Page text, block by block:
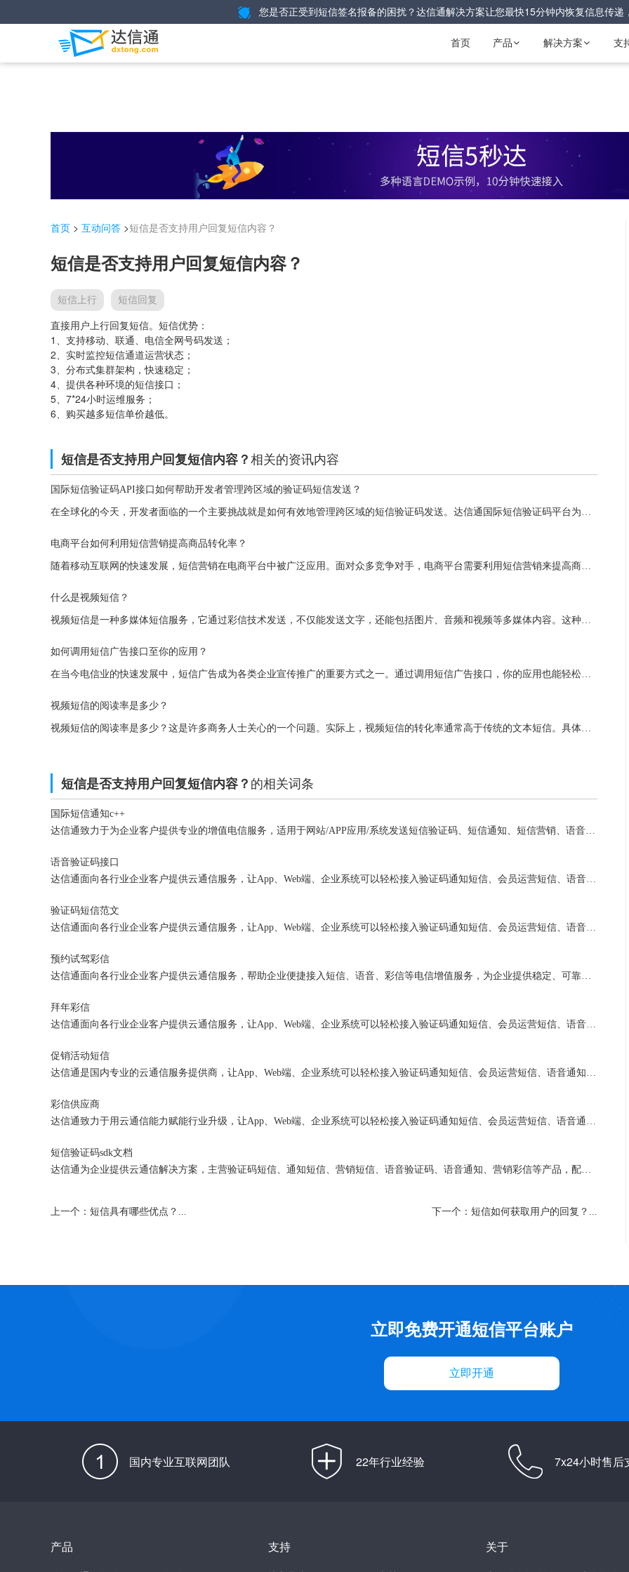
您是否正受到短信签名报备的困扰？达信通解决方案让您最快15分钟内恢复信息传递
首页 产品  解决方案  支
首页 > 互动问答 >短信是否支持用户回复短信内容？
短信是否支持用户回复短信内容？
短信上行 短信回复
直接用户上行回复短信。短信优势：
1、支持移动、联通、电信全网号码发送；
2、实时监控短信通道运营状态；
3、分布式集群架构，快速稳定；
4、提供各种环境的短信接口；
5、7*24小时运维服务；
6、购买越多短信单价越低。
短信是否支持用户回复短信内容？相关的资讯内容
国际短信验证码API接口如何帮助开发者管理跨区域的验证码短信发送？
在全球化的今天，开发者面临的一个主要挑战就是如何有效地管理跨区域的短信验证码发送。达信通国际短信验证码平台为此提供了一个高效的解决方案。平台业务覆盖全球200多个国家和地区，支持多种语言，这使得开发者能够轻松地为多语言、...
电商平台如何利用短信营销提高商品转化率？
随着移动互联网的快速发展，短信营销在电商平台中被广泛应用。面对众多竞争对手，电商平台需要利用短信营销来提高商品转化率。接下来，达信通企业短信营销平台的小编为大家整理了“电商平台如何利用短信营销提高商品转化率？...
什么是视频短信？
视频短信是一种多媒体短信服务，它通过彩信技术发送，不仅能发送文字，还能包括图片、音频和视频等多媒体内容。这种服务能直接送达用户的手机，无需用户安装任何应用程序，提供一种更丰富、更直观的通信方式。适用于多种营销和信息传递场...
如何调用短信广告接口至你的应用？
在当今电信业的快速发展中，短信广告成为各类企业宣传推广的重要方式之一。通过调用短信广告接口，你的应用也能轻松实现向用户发送短信广告，提升宣传效果，拓展市场份额。那么，如何调用短信广告接口至你的应用呢？下面将为你详细介绍。...
视频短信的阅读率是多少？
视频短信的阅读率是多少？这是许多商务人士关心的一个问题。实际上，视频短信的转化率通常高于传统的文本短信。具体数字依赖于许多因素，包括内容的质量、目标受众的匹配度以及发送时间等。 一、视频短信的阅读率是多少？ 根据业界经...
短信是否支持用户回复短信内容？的相关词条
国际短信通知c++
达信通致力于为企业客户提供专业的增值电信服务，适用于网站/APP应用/系统发送短信验证码、短信通知、短信营销、语音验证码、语音通知、彩信手机报等，配合公司运营、营销战略目标的实现。凭借全面的行业经验、强大的技术实力、全程、全方位的服务理念，为客户持续提供专业优质的电信增值体验。客户遍布物联网、...
语音验证码接口
达信通面向各行业企业客户提供云通信服务，让App、Web端、企业系统可以轻松接入验证码通知短信、会员运营短信、语音通知、语音验证码、视频短信等多种云通信产品，为企业提供稳定、可靠、安全的云通信技术，推动移动互联网领域的发展。凭借丰富的行业经验、强大的技术实力、设立专业客户服务团队，为客户持续提...
验证码短信范文
达信通面向各行业企业客户提供云通信服务，让App、Web端、企业系统可以轻松接入验证码通知短信、会员运营短信、语音通知、语音验证码、视频短信等多种云通信产品，为企业提供全方位、强有力的通信服务能力支撑。凭借丰富的行业经验、强大的技术实力、设立专业客户服务团队，为客户持续提供专业优质的电信增值体...
预约试驾彩信
达信通面向各行业企业客户提供云通信服务，帮助企业便捷接入短信、语音、彩信等电信增值服务，为企业提供稳定、可靠、安全的云通信技术，推动移动互联网领域的发展。凭借专业优势及行业积累、专业的技术研发团队、优质的用户服务体系，为客户持续提供专业优质的电信增值体验。客户遍布物联网、电子商务、教育、消费电...
拜年彩信
达信通面向各行业企业客户提供云通信服务，让App、Web端、企业系统可以轻松接入验证码通知短信、会员运营短信、语音通知、语音验证码、视频短信等多种云通信产品，为客户持续提供专业优质的电信增值体验。凭借多年的行业服务经验、强大的技术实力、完善的售后服务体系，为客户持续提供专业优质的电信增值体验。...
促销活动短信
达信通是国内专业的云通信服务提供商，让App、Web端、企业系统可以轻松接入验证码通知短信、会员运营短信、语音通知、语音验证码、视频短信等多种云通信产品，为企业提供稳定、可靠、安全的云通信技术，推动移动互联网领域的发展。凭借专业优势及行业积累、专业的技术支持、建立快速服务响应机制，为客户持续提...
彩信供应商
达信通致力于用云通信能力赋能行业升级，让App、Web端、企业系统可以轻松接入验证码通知短信、会员运营短信、语音通知、语音验证码、视频短信等多种云通信产品，为企业提供稳定、可靠、安全的云通信技术，推动移动互联网领域的发展。凭借多年行业经验积累、专业的技术开发能力、优质的用户服务体系，为客户持续...
短信验证码sdk文档
达信通为企业提供云通信解决方案，主营验证码短信、通知短信、营销短信、语音验证码、语音通知、营销彩信等产品，配合公司运营、营销战略目标的实现。凭借全面的行业经验、专业的技术研发团队、优质的用户服务体系，为客户持续提供专业优质的电信增值体验。客户遍布游戏、新零售商、O2O、服饰、房地产等行业领域，...
上一个：短信具有哪些优点？... 下一个：短信如何获取用户的回复？...
立即免费开通短信平台账户
立即开通
国内专业互联网团队 22年行业经验 7x24小时售后
产品 支持 关于